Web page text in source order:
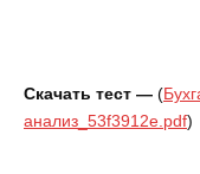
Скачать тест — (
анализ_53f3912e.pdf)